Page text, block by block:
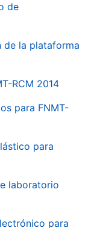
de
de la plataforma
RCM 2014
para FNMT-
para
laboratorio
para